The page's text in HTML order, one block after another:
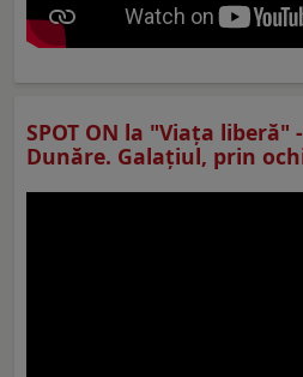
SPOT ON la "Viaţa liberă"
Dunăre. Galațiul, prin